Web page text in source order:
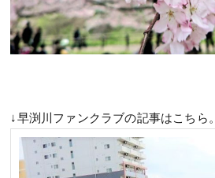
↓早渕川ファンクラブの記事はこちら。